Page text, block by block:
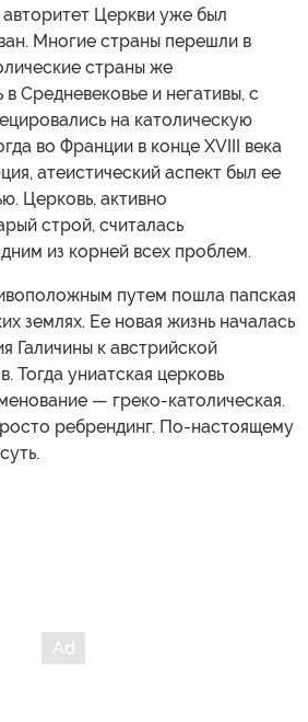
Церкви уже был
Многие страны перешли в
страны же
Средневековье и негативы, с
на католическую
во Франции в конце XVIII века
атеистический аспект был ее
Церковь, активно
строй, считалась
из корней всех проблем.
путем пошла папская
землях. Ее новая жизнь началась
Галичины к австрийской
Тогда униатская церковь
— греко-католическая.
ребрендинг. По-настоящему